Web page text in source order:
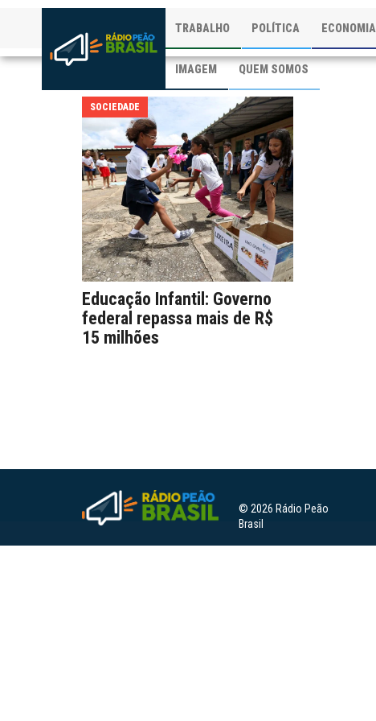
TRABALHO POLÍTICA ECONOMIA
IMAGEM QUEM SOMOS
SOCIEDADE
Educação Infantil: Governo
federal repassa mais de R$
15 milhões
© 2026 Rádio Peão
Brasil